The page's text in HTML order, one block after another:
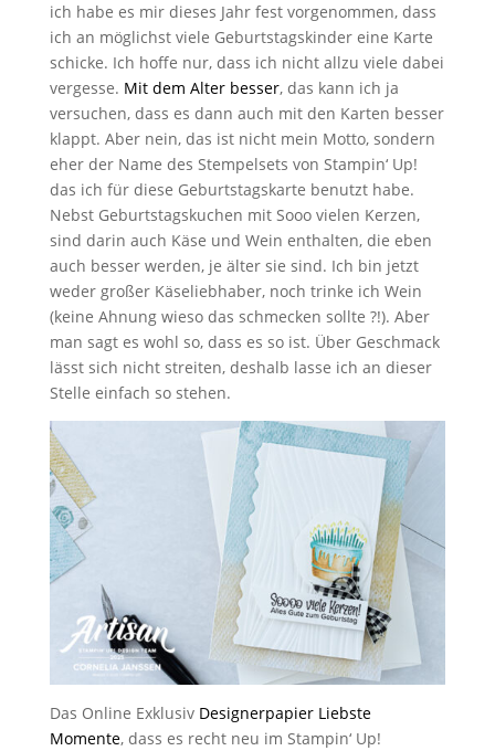
ich habe es mir dieses Jahr fest vorgenommen, dass
ich an möglichst viele Geburtstagskinder eine Karte
schicke. Ich hoffe nur, dass ich nicht allzu viele dabei
vergesse. Mit dem Alter besser, das kann ich ja
versuchen, dass es dann auch mit den Karten besser
klappt. Aber nein, das ist nicht mein Motto, sondern
eher der Name des Stempelsets von Stampin‘ Up!
das ich für diese Geburtstagskarte benutzt habe.
Nebst Geburtstagskuchen mit Sooo vielen Kerzen,
sind darin auch Käse und Wein enthalten, die eben
auch besser werden, je älter sie sind. Ich bin jetzt
weder großer Käseliebhaber, noch trinke ich Wein
(keine Ahnung wieso das schmecken sollte ?!). Aber
man sagt es wohl so, dass es so ist. Über Geschmack
lässt sich nicht streiten, deshalb lasse ich an dieser
Stelle einfach so stehen.
Das Online ExklusivDesignerpapier Liebste
Momente, dass es recht neu im Stampin‘ Up!